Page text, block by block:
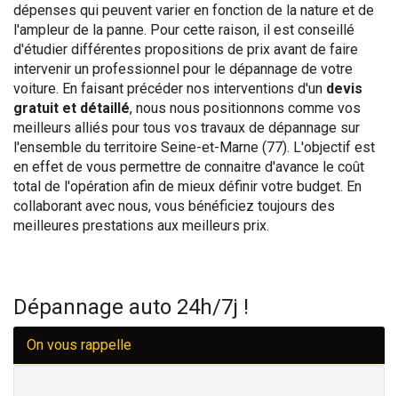
dépenses qui peuvent varier en fonction de la nature et de
l'ampleur de la panne. Pour cette raison, il est conseillé
d'étudier différentes propositions de prix avant de faire
intervenir un professionnel pour le dépannage de votre
voiture. En faisant précéder nos interventions d'un devis
gratuit et détaillé, nous nous positionnons comme vos
meilleurs alliés pour tous vos travaux de dépannage sur
l'ensemble du territoire Seine-et-Marne (77). L'objectif est
en effet de vous permettre de connaitre d'avance le coût
total de l'opération afin de mieux définir votre budget. En
collaborant avec nous, vous bénéficiez toujours des
meilleures prestations aux meilleurs prix.
Dépannage auto 24h/7j !
On vous rappelle